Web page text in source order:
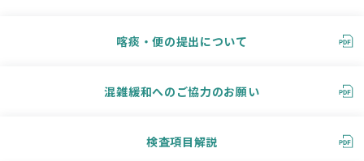
喀痰・便の提出について
混雑緩和へのご協力のお願い
検査項目解説